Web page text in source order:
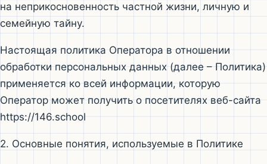
на неприкосновенность частной жизни, личную и
семейную тайну.
Настоящая политика Оператора в отношении
обработки персональных данных (далее – Политика)
применяется ко всей информации, которую
Оператор может получить о посетителях веб-сайта
https://146.school
2. Основные понятия, используемые в Политике